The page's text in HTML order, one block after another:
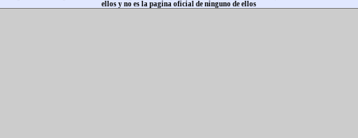
ellos y no es la pagina oficial de ninguno de ellos